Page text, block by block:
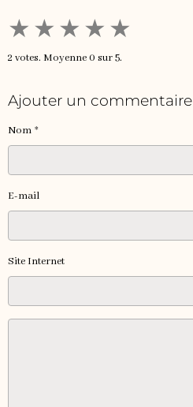
★ ★ ★ ★ ★
2 votes. Moyenne0 sur 5.
Ajouter un commentaire
Nom
E-mail
Site Internet